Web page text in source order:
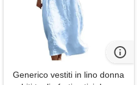
Generico vestiti in lino donna